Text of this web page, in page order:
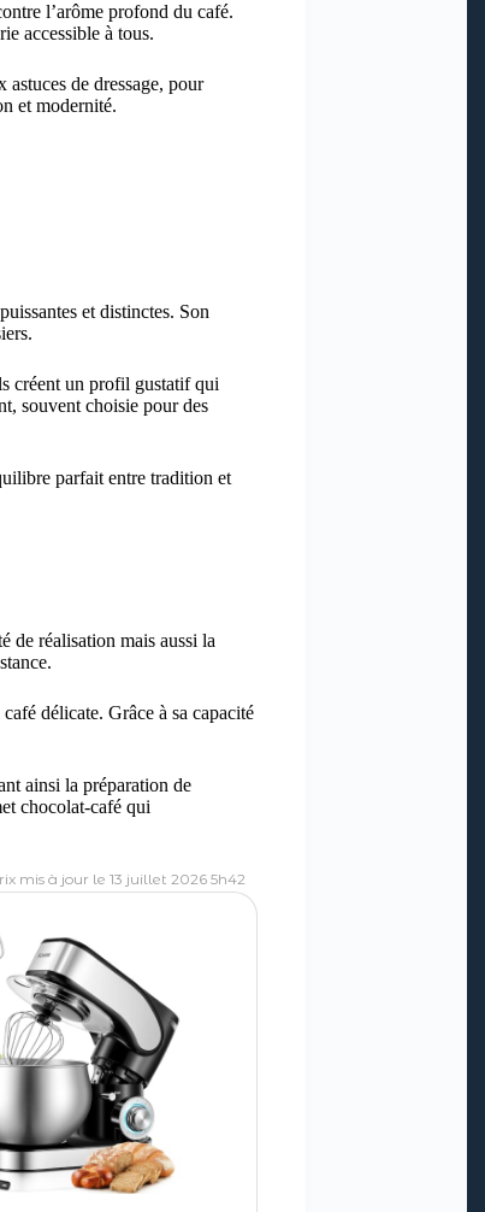
l’arôme profond du café.
accessible à tous.
de dressage, pour
et modernité.
et distinctes. Son
créent un profil gustatif qui
souvent choisie pour des
parfait entre tradition et
de réalisation mais aussi la
délicate. Grâce à sa capacité
ainsi la préparation de
chocolat-café qui
13 juillet 2026 5h42